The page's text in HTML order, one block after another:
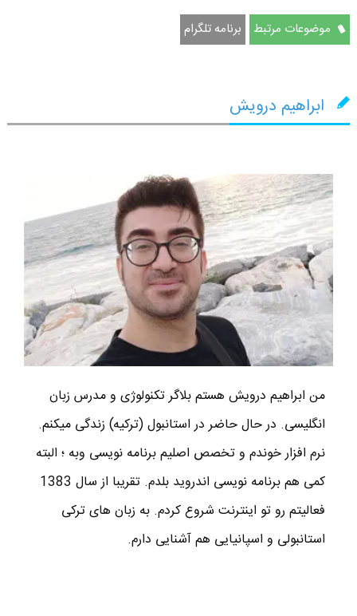
موضوعات مرتبط برنامه تلگرام
ابراهیم درویش
من ابراهیم درویش هستم بلاگر تکنولوژی و مدرس زبان
انگلیسی. در حال حاضر در استانبول (ترکیه) زندگی میکنم.
نرم افزار خوندم و تخصص اصلیم برنامه نویسی وبه ؛ البته
کمی هم برنامه نویسی اندروید بلدم. تقریبا از سال 1383
فعالیتم رو تو اینترنت شروع کردم. به زبان های ترکی
استانبولی و اسپانیایی هم آشنایی دارم.